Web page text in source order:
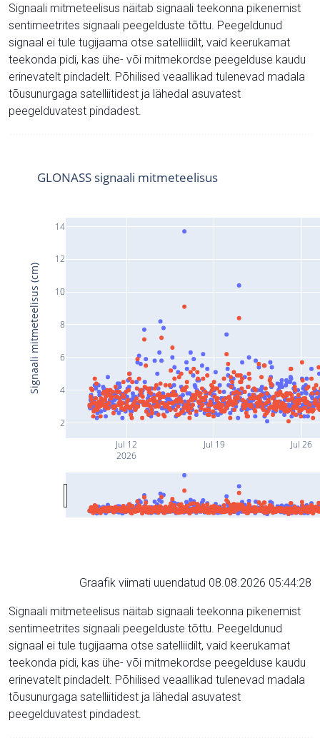
Signaali mitmeteelisus näitab signaali teekonna pikenemist
sentimeetrites signaali peegelduste tõttu. Peegeldunud
signaal ei tule tugijaama otse satelliidilt, vaid keerukamat
teekonda pidi, kas ühe- või mitmekordse peegelduse kaudu
erinevatelt pindadelt. Põhilised veaallikad tulenevad madala
tõusunurgaga satelliitidest ja lähedal asuvatest
peegelduvatest pindadest.
Jul 12
2026
Jul 19 Jul 26
2
4
6
8
10
12
14
GLONASS signaali mitmeteelisus
Signaali mitmeteelisus (cm)
Graafik viimati uuendatud 08.08.2026 05:44:28
Signaali mitmeteelisus näitab signaali teekonna pikenemist
sentimeetrites signaali peegelduste tõttu. Peegeldunud
signaal ei tule tugijaama otse satelliidilt, vaid keerukamat
teekonda pidi, kas ühe- või mitmekordse peegelduse kaudu
erinevatelt pindadelt. Põhilised veaallikad tulenevad madala
tõusunurgaga satelliitidest ja lähedal asuvatest
peegelduvatest pindadest.